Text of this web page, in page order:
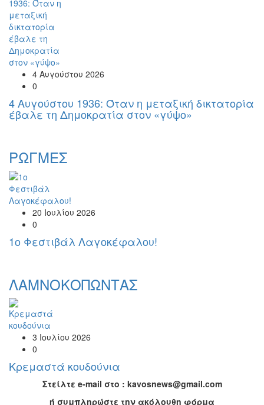
4 Αυγούστου 2026
0
4 Αυγούστου 1936: Όταν η μεταξική δικτατορία
έβαλε τη Δημοκρατία στον «γύψο»
ΡΩΓΜΕΣ
20 Ιουλίου 2026
0
1o Φεστιβάλ Λαγοκέφαλου!
ΛΑΜΝΟΚΟΠΩΝΤΑΣ
3 Ιουλίου 2026
0
Κρεμαστά κουδούνια
Στείλτε e-mail στο : kavosnews@gmail.com
ή συμπληρώστε την ακόλουθη φόρμα